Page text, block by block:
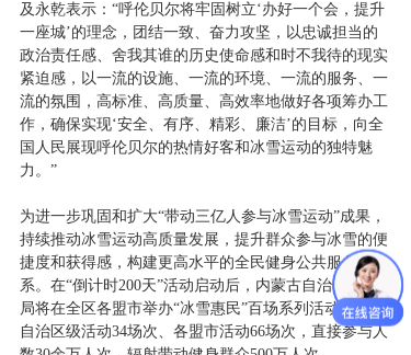
及永乾表示：“呼伦贝尔将牢固树立‘办好一个会，提升
一座城’的理念，团结一致、奋力攻坚，以忠诚担当的
政治责任感、舍我其谁的历史使命感和时不我待的现实
紧迫感，以一流的设施、一流的环境、一流的服务、一
流的氛围，高标准、高质量、高效率地做好各项筹办工
作，确保实现‘安全、有序、精彩、廉洁’的目标，向全
国人民展现呼伦贝尔的热情好客和冰雪运动的独特魅
力。”
为进一步巩固和扩大“带动三亿人参与冰雪运动”成果，
持续推动冰雪运动高质量发展，提升群众参与冰雪的便
捷度和获得感，构建更高水平的全民健身公共服务体
系。在“倒计时200天”活动启动后，内蒙古自治区体育
局将在全区各盟市举办“冰雪惠民”百场系列活动，其中
自治区级活动34场次、各盟市活动66场次，直接参与人